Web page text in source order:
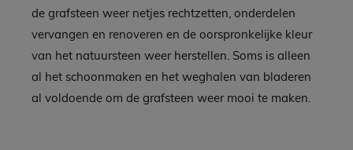
de grafsteen weer netjes rechtzetten, onderdelen
vervangen en renoveren en de oorspronkelijke kleur
van het natuursteen weer herstellen. Soms is alleen
al het schoonmaken en het weghalen van bladeren
al voldoende om de grafsteen weer mooi te maken.